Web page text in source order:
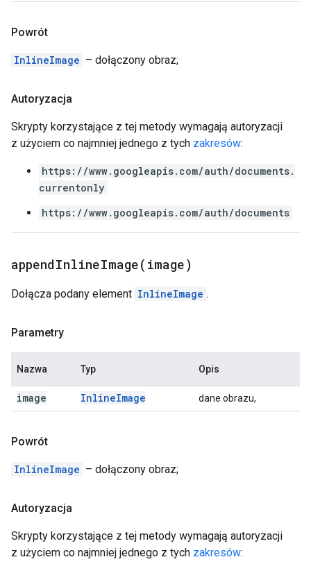
Powrót
InlineImage – dołączony obraz;
Autoryzacja
Skrypty korzystające z tej metody wymagają autoryzacji
z użyciem co najmniej jednego z tych zakresów:
https://www.googleapis.com/auth/documents.
currentonly
https://www.googleapis.com/auth/documents
appendInlineImage( image)
Dołącza podany element InlineImage .
Parametry
Nazwa Typ Opis
image InlineImage dane obrazu,
Powrót
InlineImage – dołączony obraz;
Autoryzacja
Skrypty korzystające z tej metody wymagają autoryzacji
z użyciem co najmniej jednego z tych zakresów: